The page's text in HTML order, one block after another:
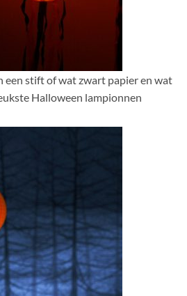
een stift of wat zwart papier en wat
Halloween lampionnen